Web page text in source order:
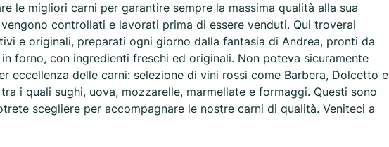
le migliori carni per garantire sempre la massima qualità alla sua
controllati e lavorati prima di essere venduti. Qui troverai
e originali, preparati ogni giorno dalla fantasia di Andrea, pronti da
forno, con ingredienti freschi ed originali. Non poteva sicuramente
eccellenza delle carni: selezione di vini rossi come Barbera, Dolcetto e
i quali sughi, uova, mozzarelle, marmellate e formaggi. Questi sono
scegliere per accompagnare le nostre carni di qualità. Veniteci a